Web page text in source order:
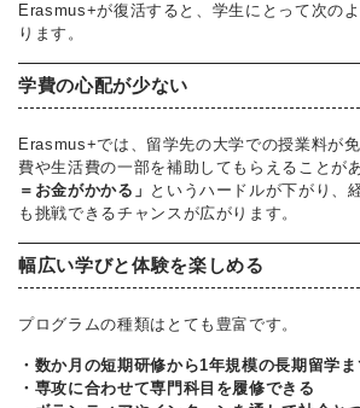
Erasmus+が復活すると、学生にとって次の
ります。
学費の心配が少ない
Erasmus+では、留学先の大学での授業料が
費や生活費の一部を補助してもらえることが
＝お金がかかる」 というハードルが下がり、
も挑戦できるチャンスが広がります。
幅広い学びと体験を楽しめる
プログラムの種類はとても豊富です。
・数か月の短期研修から1年規模の長期留学
・専攻に合わせて専門科目を履修できる